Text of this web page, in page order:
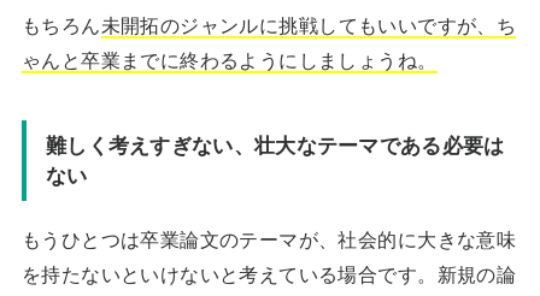
もちろん未開拓のジャンルに挑戦してもいいですが、ち
ゃんと卒業までに終わるようにしましょうね。
難しく考えすぎない、壮大なテーマである必要は
ない
もうひとつは卒業論文のテーマが、社会的に大きな意味
を持たないといけないと考えている場合です。新規の論